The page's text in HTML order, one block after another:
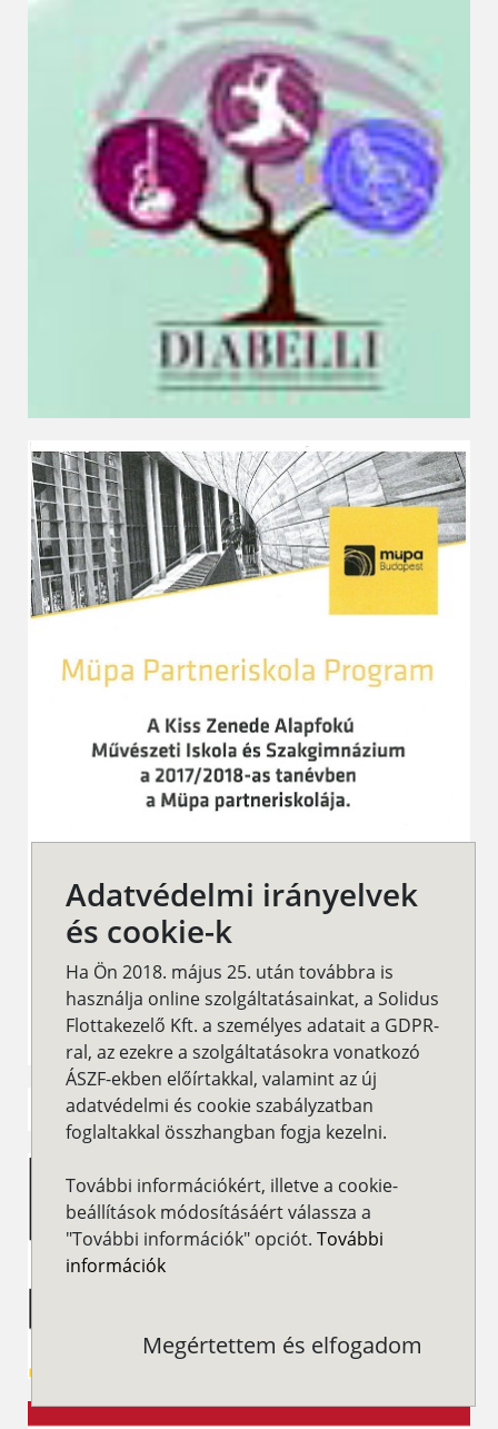
Adatvédelmi irányelvek
és cookie-k
Ha Ön 2018. május 25. után továbbra is
használja online szolgáltatásainkat, a Solidus
Flottakezelő Kft. a személyes adatait a GDPR-
ral, az ezekre a szolgáltatásokra vonatkozó
ÁSZF-ekben előírtakkal, valamint az új
adatvédelmi és cookie szabályzatban
foglaltakkal összhangban fogja kezelni.
További információkért, illetve a cookie-
beállítások módosításáért válassza a
"További információk" opciót. További
információk
Megértettem és elfogadom